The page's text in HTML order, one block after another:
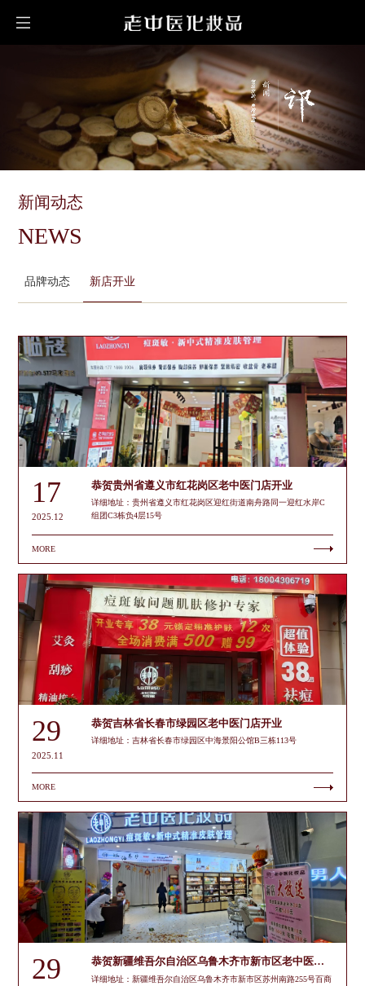
新闻动态
NEWS
品牌动态 新店开业
17
2025.12
恭贺贵州省遵义市红花岗区老中医门店开业
详细地址：贵州省遵义市红花岗区迎红街道南舟路同一迎红水岸C
组团C3栋负4层15号
MORE
29
2025.11
恭贺吉林省长春市绿园区老中医门店开业
详细地址：吉林省长春市绿园区中海景阳公馆B三栋113号
MORE
29 恭贺新疆维吾尔自治区乌鲁木齐市新市区老中医门店开业
详细地址：新疆维吾尔自治区乌鲁木齐市新市区苏州南路255号百商